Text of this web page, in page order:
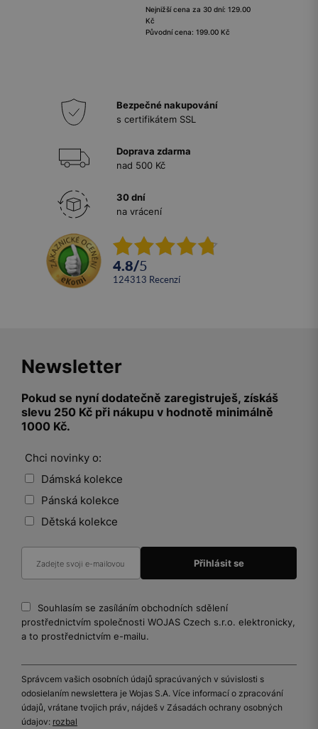
Nejnižší cena za 30 dní: 129.00
Kč
Původní cena: 199.00 Kč
Bezpečné nakupování
s certifikátem SSL
Doprava zdarma
nad 500 Kč
30 dní
na vrácení
4.8/5
124313 recenzí
Newsletter
Pokud se nyní dodatečně zaregistruješ, získáš
slevu 250 Kč při nákupu v hodnotě minimálně
1000 Kč.
Chci novinky o:
Dámská kolekce
Pánská kolekce
Dětská kolekce
Souhlasím se zasíláním obchodních sdělení
prostřednictvím společnosti WOJAS Czech s.r.o. elektronicky,
a to prostřednictvím e-mailu.
Správcem vašich osobních údajů spracúvaných v súvislosti s
odosielaním newslettera je Wojas S.A. Více informací o zpracování
údajů, vrátane tvojich práv, nájdeš v Zásadách ochrany osobných
údajov: rozbal